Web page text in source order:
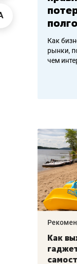
Как
рынки,
чем
Как